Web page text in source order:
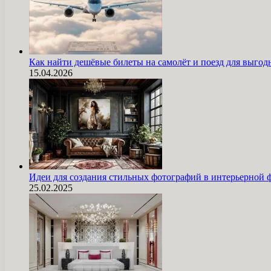
Как найти дешёвые билеты на самолёт и поезд для
15.04.2026
Идеи для создания стильных фотографий в интерьерной
25.02.2025